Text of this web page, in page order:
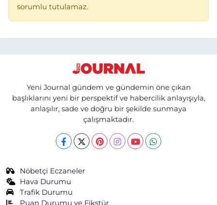
sorumlu tutulamaz.
Yeni Journal gündem ve gündemin öne çıkan
başlıklarını yeni bir perspektif ve habercilik anlayışıyla,
anlaşılır, sade ve doğru bir şekilde sunmaya
çalışmaktadır.
Nöbetçi Eczaneler
Hava Durumu
Trafik Durumu
Puan Durumu ve Fikstür